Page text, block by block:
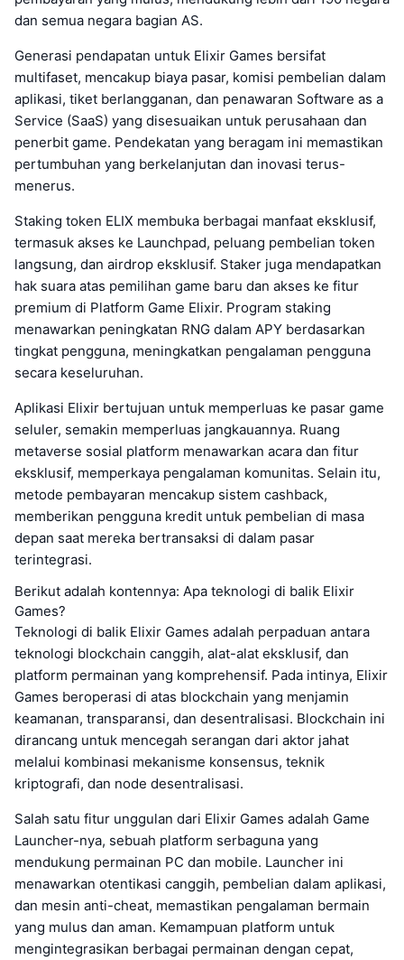
dan semua negara bagian AS.
Generasi pendapatan untuk Elixir Games bersifat
multifaset, mencakup biaya pasar, komisi pembelian dalam
aplikasi, tiket berlangganan, dan penawaran Software as a
Service (SaaS) yang disesuaikan untuk perusahaan dan
penerbit game. Pendekatan yang beragam ini memastikan
pertumbuhan yang berkelanjutan dan inovasi terus-
menerus.
Staking token ELIX membuka berbagai manfaat eksklusif,
termasuk akses ke Launchpad, peluang pembelian token
langsung, dan airdrop eksklusif. Staker juga mendapatkan
hak suara atas pemilihan game baru dan akses ke fitur
premium di Platform Game Elixir. Program staking
menawarkan peningkatan RNG dalam APY berdasarkan
tingkat pengguna, meningkatkan pengalaman pengguna
secara keseluruhan.
Aplikasi Elixir bertujuan untuk memperluas ke pasar game
seluler, semakin memperluas jangkauannya. Ruang
metaverse sosial platform menawarkan acara dan fitur
eksklusif, memperkaya pengalaman komunitas. Selain itu,
metode pembayaran mencakup sistem cashback,
memberikan pengguna kredit untuk pembelian di masa
depan saat mereka bertransaksi di dalam pasar
terintegrasi.
Berikut adalah kontennya: Apa teknologi di balik Elixir
Games?
Teknologi di balik Elixir Games adalah perpaduan antara
teknologi blockchain canggih, alat-alat eksklusif, dan
platform permainan yang komprehensif. Pada intinya, Elixir
Games beroperasi di atas blockchain yang menjamin
keamanan, transparansi, dan desentralisasi. Blockchain ini
dirancang untuk mencegah serangan dari aktor jahat
melalui kombinasi mekanisme konsensus, teknik
kriptografi, dan node desentralisasi.
Salah satu fitur unggulan dari Elixir Games adalah Game
Launcher-nya, sebuah platform serbaguna yang
mendukung permainan PC dan mobile. Launcher ini
menawarkan otentikasi canggih, pembelian dalam aplikasi,
dan mesin anti-cheat, memastikan pengalaman bermain
yang mulus dan aman. Kemampuan platform untuk
mengintegrasikan berbagai permainan dengan cepat,